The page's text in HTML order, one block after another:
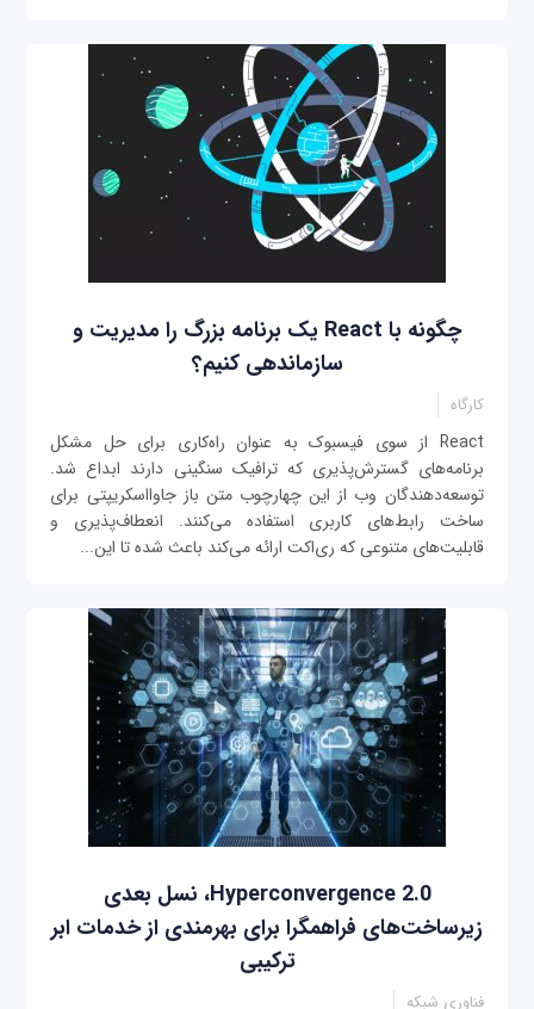
چگونه با React یک برنامه بزرگ را مدیریت و
سازماند‌هی کنیم؟
کارگاه
React از سوی فیسبوک به عنوان راه‌کاری برای حل مشکل
برنامه‌های گسترش‌پذیری که ترافیک سنگینی دارند ابداع شد.
توسعه‌دهندگان وب از این چهارچوب متن باز جاوااسکریپتی برای
ساخت رابط‌های کاربری استفاده می‌کنند. انعطاف‌پذیری و
قابلیت‌های متنوعی که ری‌اکت ارائه می‌کند باعث شده تا این...
Hyperconvergence 2.0، نسل بعدی
زیرساخت‌های فراهمگرا برای بهرمندی از خدمات ابر
ترکیبی
فناوری شبکه